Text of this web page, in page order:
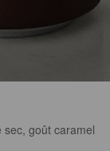
goût caramel